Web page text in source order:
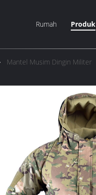
Rumah Produk
Mantel Musim Dingin Militer